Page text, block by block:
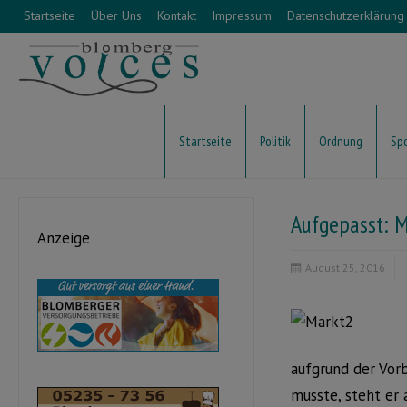
Startseite Über Uns Kontakt Impressum Datenschutzerklärung
Startseite Politik Ordnung
Aufgepasst:
August 25, 2016
aufgrund der
musste, steht er
Anzeige